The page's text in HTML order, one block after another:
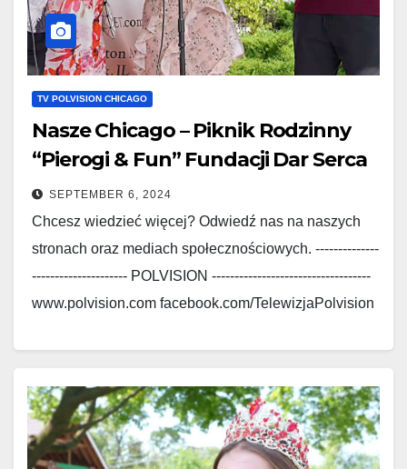
TV POLVISION CHICAGO
Nasze Chicago – Piknik Rodzinny
“Pierogi & Fun” Fundacji Dar Serca
SEPTEMBER 6, 2024
Chcesz wiedzieć więcej? Odwiedź nas na naszych
stronach oraz mediach społecznościowych. --------------
--------------------- POLVISION -----------------------------------
www.polvision.com facebook.com/TelewizjaPolvision